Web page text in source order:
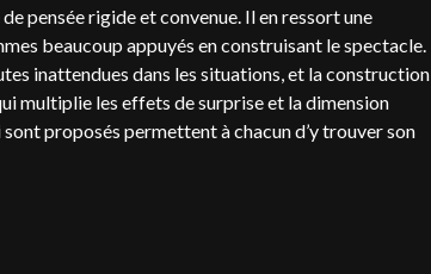
pensée rigide et convenue. Il en ressort une
beaucoup appuyés en construisant le spectacle.
inattendues dans les situations, et la construction
multiplie les effets de surprise et la dimension
proposés permettent à chacun d’y trouver son